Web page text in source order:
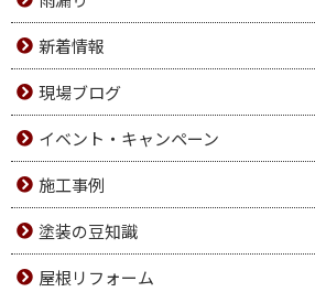
新着情報
現場ブログ
イベント・キャンペーン
施工事例
塗装の豆知識
屋根リフォーム